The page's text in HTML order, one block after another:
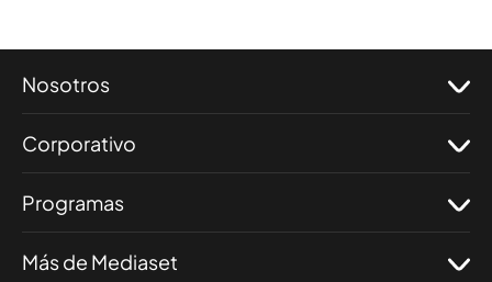
Nosotros
Corporativo
Programas
Más de Mediaset